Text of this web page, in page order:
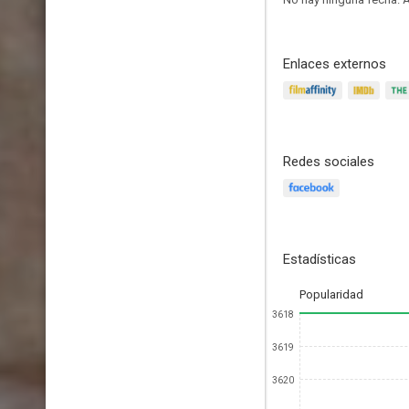
Enlaces externos
Redes sociales
Estadísticas
Popularidad
3618
3619
3620